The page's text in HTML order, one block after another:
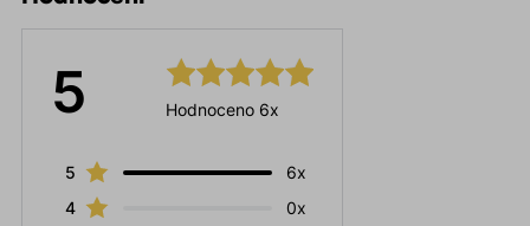
5 Hodnoceno 6x
5
6x
4
0x